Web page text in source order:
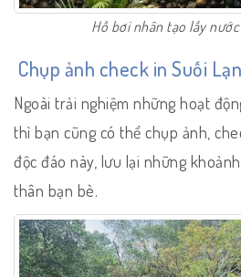
Hồ bơi nhân tạo lấy
Chụp ảnh check in Suối
Ngoài trải nghiệm những hoạt
thì bạn cũng có thể chụp ảnh,
độc đáo này, lưu lại những
thân bạn bè.